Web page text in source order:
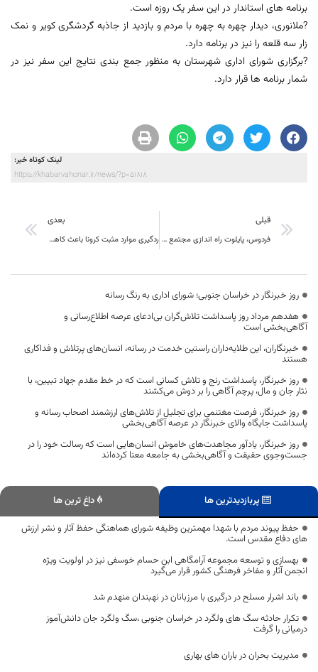
برنامه های استاندار در اين سفر يک روزه است.
?ملانوری، دیدار چهره به چهره با مردم و بازدید از جاذبه گردشگری کویر و نمک
زار سه قلعه را نیز در برنامه دارد.
?برگزاری شورای اداری شهرستان به منظور جمع بندی نتایج این سفر نیز در
شمار برنامه ها قرار دارد.
لینک کوتاه خبر:
https://khabarvahonar.ir/news/?p=51818
قبلی
فردوس، پایلوت راه اندازی مجتمع های پرورش بلدرچین و کبک
بعدی
ردگیری موارد مثبت کرونا باعث کاهش آمار مبتلایان در خراسان جنوبی شد
روز خبرنگار در خراسان جنوبی؛ شورای اداری به رنگ رسانه
هفدهم مرداد روز پاسداشت تلاش‌گران بی‌ادعای عرصه اطلاع‌رسانی و
آگاهی‌بخشی است
خبرنگاران، این طلایه‌داران راستین خدمت در رسانه، انسان‌های پرتلاش و فداکاری
هستند
روز خبرنگار، پاسداشت رنج و تلاش کسانی است که در خط مقدم جهاد تبیین، با
نثار جان و مال، پرچم آگاهی را بر دوش می‌کشند
روز خبرنگار، فرصت مغتنمی برای تجلیل از تلاش‌های ارزشمند اصحاب رسانه و
پاسداشت جایگاه والای خبرنگار در عرصه آگاهی‌بخشی
روز خبرنگار، یادآور مجاهدت‌های خاموش انسان‌هایی است که رسالت خود را در
جست‌وجوی حقیقت و آگاهی‌بخشی به جامعه معنا کرده‌اند
پربازدیدترین ها
داغ ترین ها
حفظ پیوند مردم با شهدا مهمترین وظیفه شورای هماهنگی حفظ آثار و نشر ارزش
های دفاع مقدس است.
بهسازی و توسعه مجموعه آرامگاهی ابن حسام خوسفی نیز در اولویت ویژه
انجمن آثار و مفاخر فرهنگی کشور قرار می‌گیرد
باند اشرار مسلح در درگیری با مرزبانان در نهبندان منهدم شد
تکرار حادثه سگ های ولگرد در خراسان جنوبی ،سگ ولگرد جان دانش‌آموز
درمیانی را گرفت
مدیریت بحران در باران های بهاری